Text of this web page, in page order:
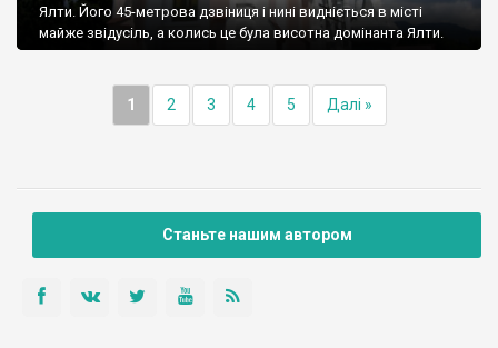
Ялти. Його 45-метрова дзвіниця і нині видніється в місті
майже звідусіль, а колись це була висотна домінанта Ялти.
1 2 3 4 5 Далі »
Станьте нашим автором